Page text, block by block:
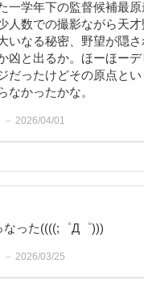
一学年下の監督候補最
人数での撮影ながら天
いなる秘密、野望が隠
凶と出るか。ほーほー
だったけどその原点と
なかったかな。
2026/04/01
った((((;゜Д゜)))
2026/03/25